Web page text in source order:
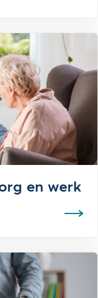
en werk